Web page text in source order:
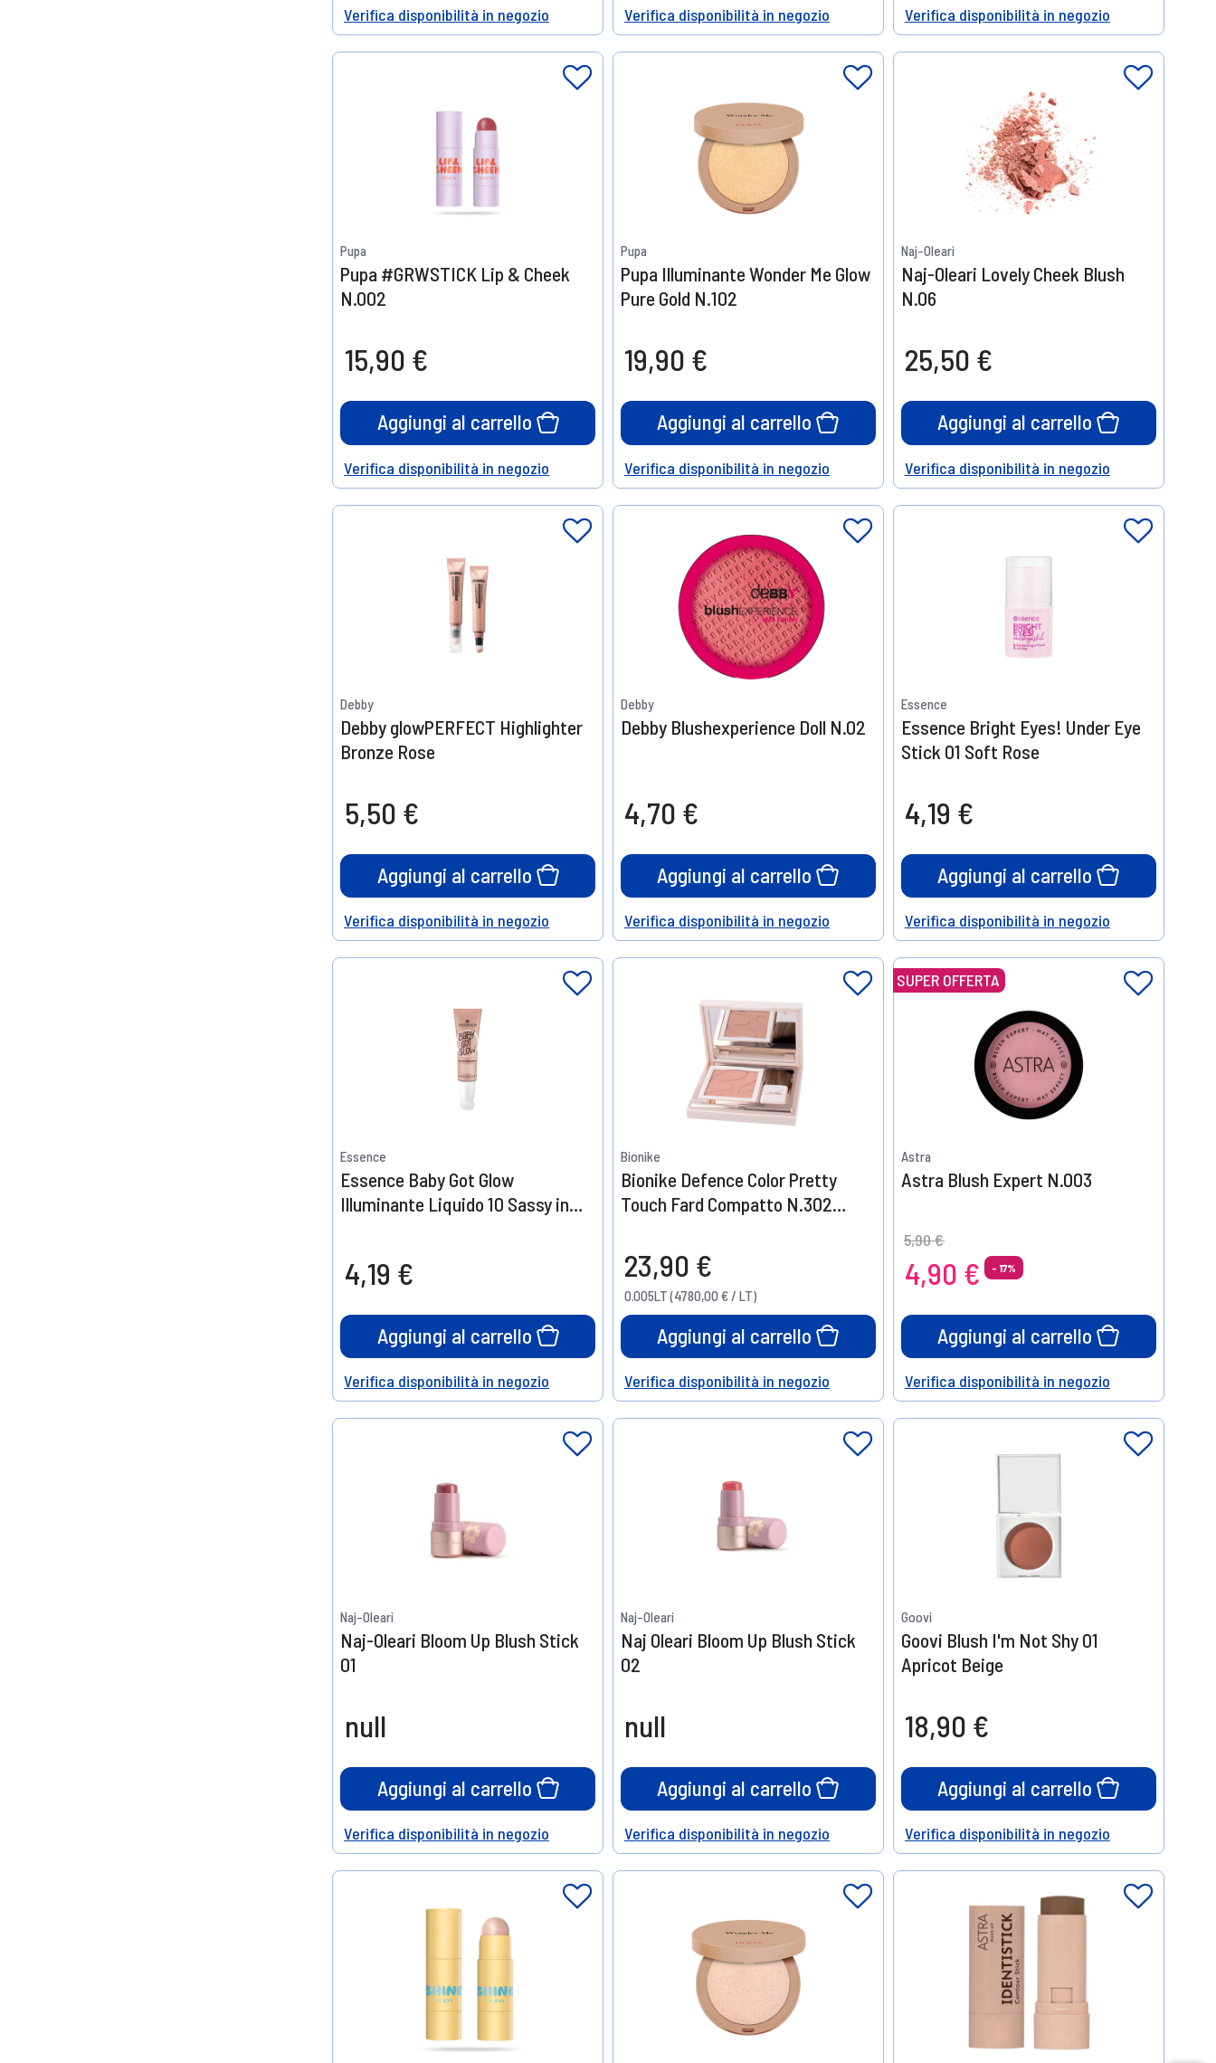
Help
Verifica disponibilità in negozio
Help
Verifica disponibilità in negozio
Help
Verifica disponibilità in negozio
Pupa
Pupa #GRWSTICK Lip & Cheek
N.002
15,90 €
Aggiungi al carrello
Help
Verifica disponibilità in negozio
Pupa
Pupa Illuminante Wonder Me Glow
Pure Gold N.102
19,90 €
Aggiungi al carrello
Help
Verifica disponibilità in negozio
Naj-Oleari
Naj-Oleari Lovely Cheek Blush
N.06
25,50 €
Aggiungi al carrello
Help
Verifica disponibilità in negozio
Debby
Debby glowPERFECT Highlighter
Bronze Rose
5,50 €
Aggiungi al carrello
Help
Verifica disponibilità in negozio
Debby
Debby Blushexperience Doll N.02
4,70 €
Aggiungi al carrello
Help
Verifica disponibilità in negozio
Essence
Essence Bright Eyes! Under Eye
Stick 01 Soft Rose
4,19 €
Aggiungi al carrello
Help
Verifica disponibilità in negozio
Essence
Essence Baby Got Glow
Illuminante Liquido 10 Sassy in
4,19 €
Aggiungi al carrello
Help
Verifica disponibilità in negozio
Bionike
Bionike Defence Color Pretty
Touch Fard Compatto N.302
23,90 €
0.005LT (4780,00 € / LT)
Aggiungi al carrello
Help
Verifica disponibilità in negozio
SUPER OFFERTA
Astra
Astra Blush Expert N.003
Price reduced from
5,90 €to
4,90 € - 17%
Aggiungi al carrello
Help
Verifica disponibilità in negozio
Naj-Oleari
Naj-Oleari Bloom Up Blush Stick
01
null
Aggiungi al carrello
Help
Verifica disponibilità in negozio
Naj-Oleari
Naj Oleari Bloom Up Blush Stick
02
null
Aggiungi al carrello
Help
Verifica disponibilità in negozio
Goovi
Goovi Blush I'm Not Shy 01
Apricot Beige
18,90 €
Aggiungi al carrello
Help
Verifica disponibilità in negozio